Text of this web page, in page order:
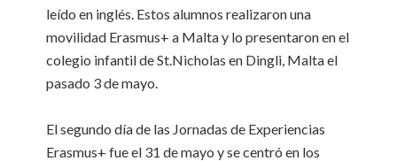
leído en inglés. Estos alumnos realizaron una
movilidad Erasmus+ a Malta y lo presentaron en el
colegio infantil de St.Nicholas en Dingli, Malta el
pasado 3 de mayo.
El segundo día de las Jornadas de Experiencias
Erasmus+ fue el 31 de mayo y se centró en los